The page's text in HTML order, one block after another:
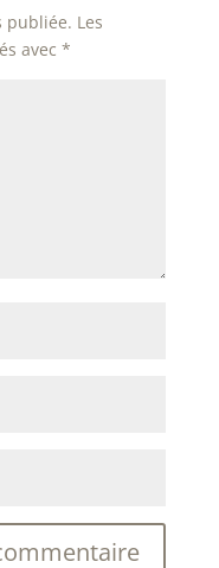
publiée. Les
avec *